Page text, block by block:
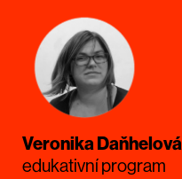
Veronika Daňhelová
edukativní program